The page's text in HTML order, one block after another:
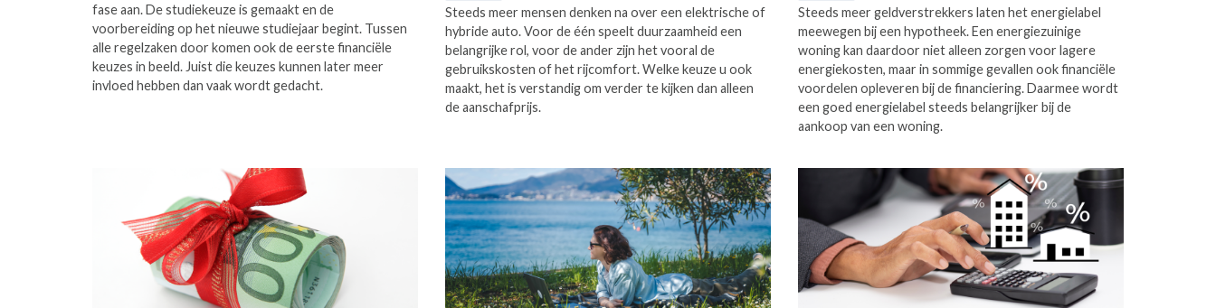
fase aan. De studiekeuze is gemaakt en de
voorbereiding op het nieuwe studiejaar begint. Tussen
alle regelzaken door komen ook de eerste financiële
keuzes in beeld. Juist die keuzes kunnen later meer
invloed hebben dan vaak wordt gedacht.
Steeds meer mensen denken na over een elektrische of
hybride auto. Voor de één speelt duurzaamheid een
belangrijke rol, voor de ander zijn het vooral de
gebruikskosten of het rijcomfort. Welke keuze u ook
maakt, het is verstandig om verder te kijken dan alleen
de aanschafprijs.
Steeds meer geldverstrekkers laten het energielabel
meewegen bij een hypotheek. Een energiezuinige
woning kan daardoor niet alleen zorgen voor lagere
energiekosten, maar in sommige gevallen ook financiële
voordelen opleveren bij de financiering. Daarmee wordt
een goed energielabel steeds belangrijker bij de
aankoop van een woning.